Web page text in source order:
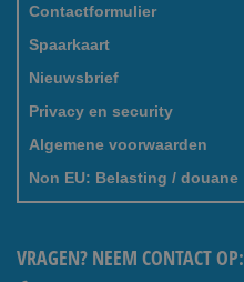
Contactformulier
Spaarkaart
Nieuwsbrief
Privacy en security
Algemene voorwaarden
Non EU: Belasting / douane
VRAGEN? NEEM CONTACT OP: